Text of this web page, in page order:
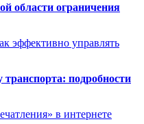
области ограничения
эффективно управлять
подробности
в интернете